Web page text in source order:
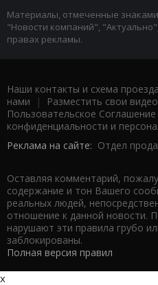
Материалы, отмеченные
"Новости компаний",
правах рекламы.
Наши контакты и схема проезда
нами | Разместить свои
Пользовательское Соглашение
конфиденциальности и
Реклама на сайте: Отдел
Оставляя комментарий,
содержание и тон Вашего
реальных людей,
отношение к данной новости.
нарушают эти правила грубо
заблокированы.
Полная версия правил
x